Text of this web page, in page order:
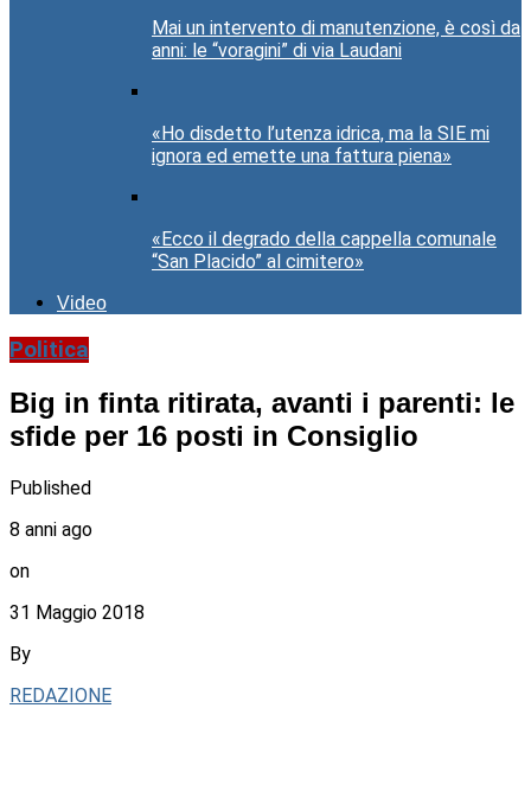
Mai un intervento di manutenzione, è così da
anni: le “voragini” di via Laudani
«Ho disdetto l’utenza idrica, ma la SIE mi
ignora ed emette una fattura piena»
«Ecco il degrado della cappella comunale
“San Placido” al cimitero»
Video
Politica
Big in finta ritirata, avanti i parenti: le
sfide per 16 posti in Consiglio
Published
8 anni ago
on
31 Maggio 2018
By
REDAZIONE